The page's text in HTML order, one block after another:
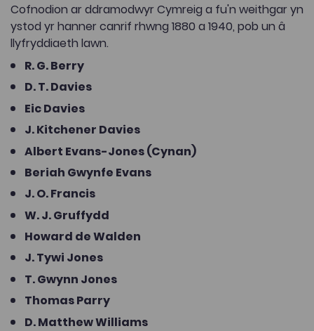
Cofnodion ar ddramodwyr Cymreig a fu'n weithgar yn
ystod yr hanner canrif rhwng 1880 a 1940, pob un â
llyfryddiaeth lawn.
R. G. Berry
D. T. Davies
Eic Davies
J. Kitchener Davies
Albert Evans-Jones (Cynan)
Beriah Gwynfe Evans
J. O. Francis
W. J. Gruffydd
Howard de Walden
J. Tywi Jones
T. Gwynn Jones
Thomas Parry
D. Matthew Williams